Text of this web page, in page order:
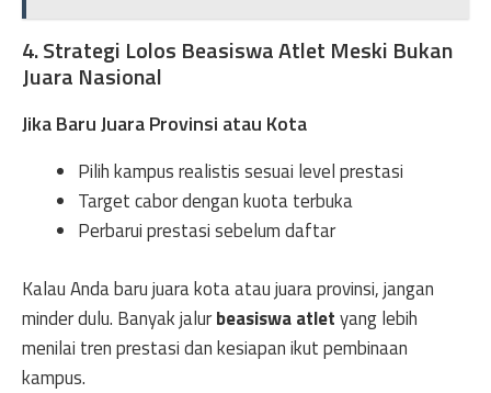
4. Strategi Lolos Beasiswa Atlet Meski Bukan
Juara Nasional
Jika Baru Juara Provinsi atau Kota
Pilih kampus realistis sesuai level prestasi
Target cabor dengan kuota terbuka
Perbarui prestasi sebelum daftar
Kalau Anda baru juara kota atau juara provinsi, jangan
minder dulu. Banyak jalurbeasiswa atletyang lebih
menilai tren prestasi dan kesiapan ikut pembinaan
kampus.